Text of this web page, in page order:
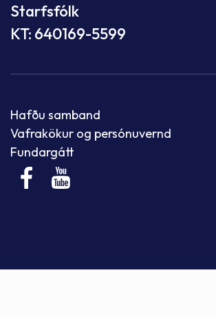
Starfsfólk
KT: 640169-5599
Hafðu samband
Vafrakökur og persónuvernd
Fundargátt